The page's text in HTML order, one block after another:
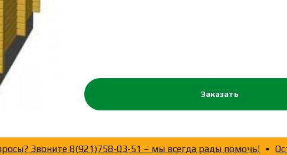
Заказать
вопросы? Звоните 8(921)758-03-51 – мы всегда рады помочь!